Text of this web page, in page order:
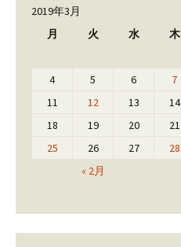
2019年3月
月
火 水 木
« 2月
4
5 6 7
11
12 13 14
18
19 20 21
25
26 27 28